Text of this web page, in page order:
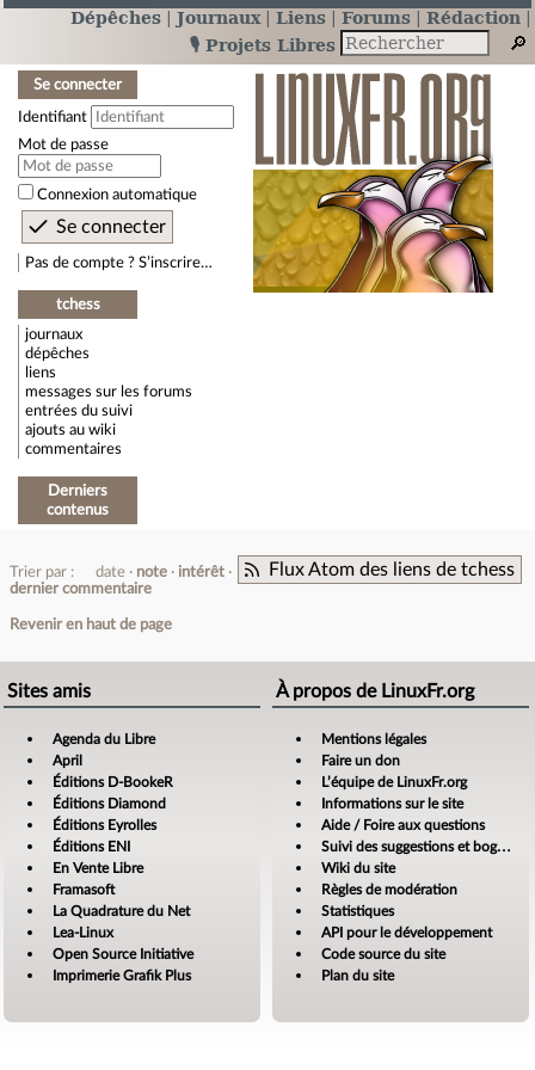
Dépêches Journaux Liens Forums
Rédaction
🎙️ Projets Libres
Se connecter
Identifiant
Mot de passe
Connexion automatique
Pas de compte ? S’inscrire…
tchess
journaux
dépêches
liens
messages sur les forums
entrées du suivi
ajouts au wiki
commentaires
Derniers
contenus
Flux Atom des liens de tchess
Trier par : date note
intérêt
dernier commentaire
Revenir en haut de page
Sites amis
Agenda du Libre
April
Éditions D-BookeR
Éditions Diamond
Éditions Eyrolles
Éditions ENI
En Vente Libre
Framasoft
La Quadrature du Net
Lea-Linux
Open Source Initiative
Imprimerie Grafik Plus
À propos de LinuxFr.org
Mentions légales
Faire un don
L’équipe de LinuxFr.org
Informations sur le site
Aide / Foire aux questions
Suivi des suggestions et bogues
Wiki du site
Règles de modération
Statistiques
API pour le développement
Code source du site
Plan du site